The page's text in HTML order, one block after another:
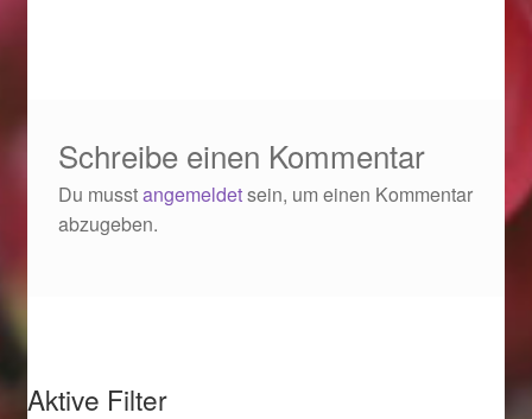
Weihnachtsangebote 2020
Weihnachtsangebote 2021
Schreibe einen Kommentar
Du musstangemeldetsein, um einen Kommentar
abzugeben.
Aktive Filter